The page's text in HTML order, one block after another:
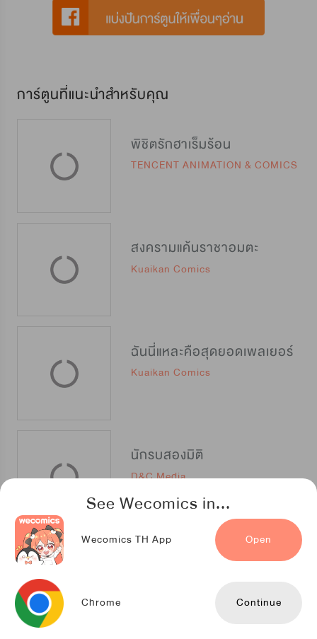
See Wecomics in...
Wecomics TH App Open
Chrome Continue
การ์ตูนที่แนะนำสำหรับคุณ
พิชิตรักฮาเร็มร้อน
TENCENT ANIMATION & COMICS
สงครามแค้นราชาอมตะ
Kuaikan Comics
ฉันนี่แหละคือสุดยอดเพลเยอร์
Kuaikan Comics
นักรบสองมิติ
D&C Media
WORLD: ZERO เมื่อผมเป็นเทพีนักรบ